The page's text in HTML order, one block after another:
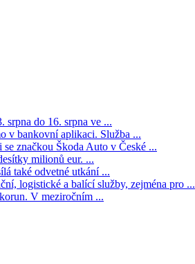
srpna do 16. srpna ve ...
v bankovní aplikaci. Služba ...
značkou Škoda Auto v České ...
milionů eur. ...
také odvetné utkání ...
logistické a balící služby, zejména pro ...
V meziročním ...